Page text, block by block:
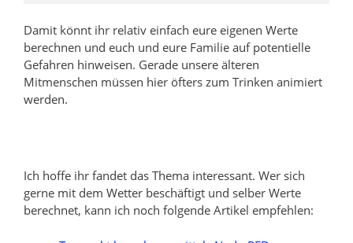
Damit könnt ihr relativ einfach eure eigenen Werte
berechnen und euch und eure Familie auf potentielle
Gefahren hinweisen. Gerade unsere älteren
Mitmenschen müssen hier öfters zum Trinken animiert
werden.
Ich hoffe ihr fandet das Thema interessant. Wer sich
gerne mit dem Wetter beschäftigt und selber Werte
berechnet, kann ich noch folgende Artikel empfehlen: